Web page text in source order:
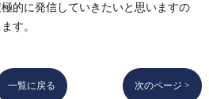
的に発信していきたいと思いますの
す。
一覧に戻る 次のページ >